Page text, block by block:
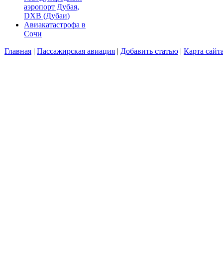
аэропорт Дубая,
DXB (Дубаи)
Авиакатастрофа в
Сочи
Главная | Пассажирская авиация | Добавить статью | Карта